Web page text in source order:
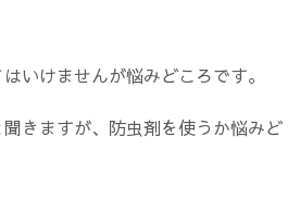
いけませんが悩みどころです。
きますが、防虫剤を使うか悩みど